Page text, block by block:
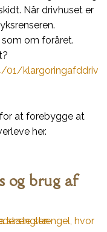
Når drivhuset er
som om foråret.
klargoringafddriv
at forebygge at
her.
og brug af